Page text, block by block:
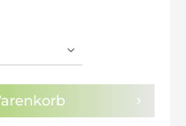
zur
€
€